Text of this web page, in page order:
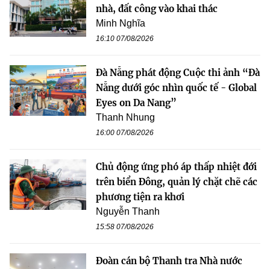
nhà, đất công vào khai thác
Minh Nghĩa
16:10 07/08/2026
Đà Nẵng phát động Cuộc thi ảnh “Đà
Nẵng dưới góc nhìn quốc tế - Global
Eyes on Da Nang”
Thanh Nhung
16:00 07/08/2026
Chủ động ứng phó áp thấp nhiệt đới
trên biển Đông, quản lý chặt chẽ các
phương tiện ra khơi
Nguyễn Thanh
15:58 07/08/2026
Đoàn cán bộ Thanh tra Nhà nước